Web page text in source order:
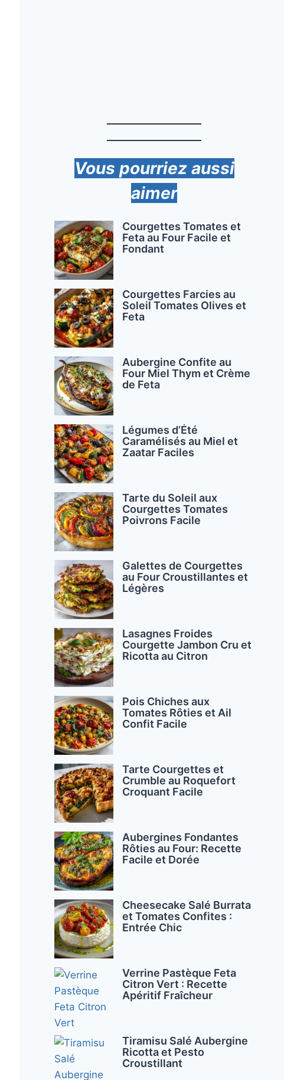
Vous pourriez aussi
aimer
Courgettes Tomates et
Feta au Four Facile et
Fondant
Courgettes Farcies au
Soleil Tomates Olives et
Feta
Aubergine Confite au
Four Miel Thym et Crème
de Feta
Légumes d’Été
Caramélisés au Miel et
Zaatar Faciles
Tarte du Soleil aux
Courgettes Tomates
Poivrons Facile
Galettes de Courgettes
au Four Croustillantes et
Légères
Lasagnes Froides
Courgette Jambon Cru et
Ricotta au Citron
Pois Chiches aux
Tomates Rôties et Ail
Confit Facile
Tarte Courgettes et
Crumble au Roquefort
Croquant Facile
Aubergines Fondantes
Rôties au Four: Recette
Facile et Dorée
Cheesecake Salé Burrata
et Tomates Confites :
Entrée Chic
Verrine Pastèque Feta
Citron Vert : Recette
Apéritif Fraîcheur
Tiramisu Salé Aubergine
Ricotta et Pesto
Croustillant